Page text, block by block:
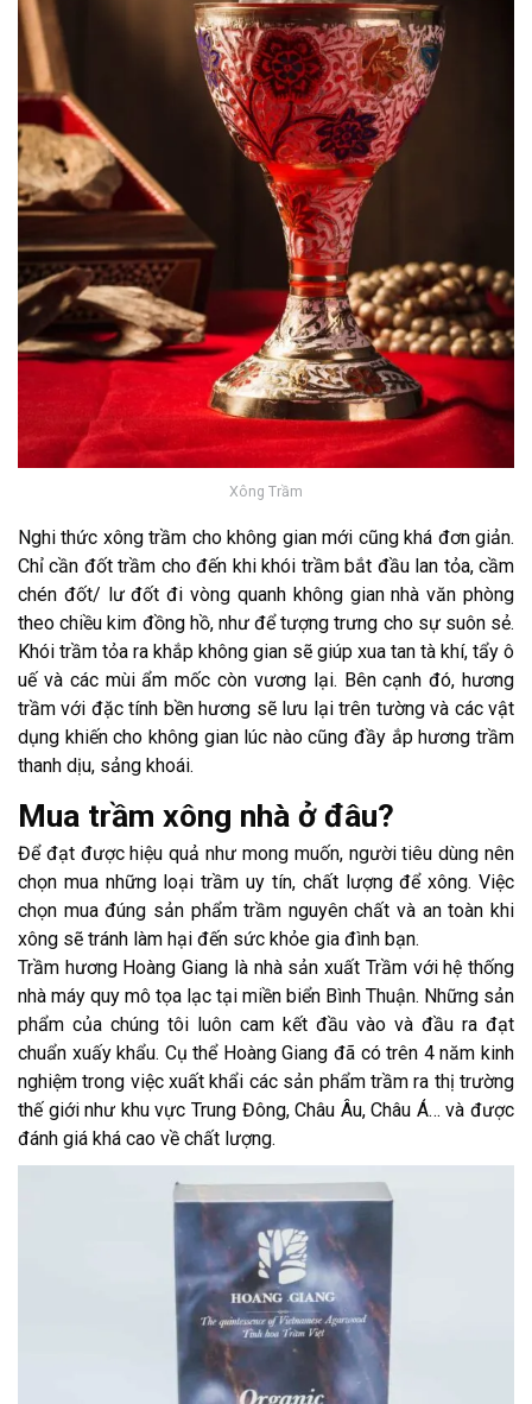
Xông Trầm
Nghi thức xông trầm cho không gian mới cũng khá đơn giản.
Chỉ cần đốt trầm cho đến khi khói trầm bắt đầu lan tỏa, cầm
chén đốt/ lư đốt đi vòng quanh không gian nhà văn phòng
theo chiều kim đồng hồ, như để tượng trưng cho sự suôn sẻ.
Khói trầm tỏa ra khắp không gian sẽ giúp xua tan tà khí, tẩy ô
uế và các mùi ẩm mốc còn vương lại. Bên cạnh đó, hương
trầm với đặc tính bền hương sẽ lưu lại trên tường và các vật
dụng khiến cho không gian lúc nào cũng đầy ắp hương trầm
thanh dịu, sảng khoái.
Mua trầm xông nhà ở đâu?
Để đạt được hiệu quả như mong muốn, người tiêu dùng nên
chọn mua những loại trầm uy tín, chất lượng để xông. Việc
chọn mua đúng sản phẩm trầm nguyên chất và an toàn khi
xông sẽ tránh làm hại đến sức khỏe gia đình bạn.
Trầm hương Hoàng Giang là nhà sản xuất Trầm với hệ thống
nhà máy quy mô tọa lạc tại miền biển Bình Thuận. Những sản
phẩm của chúng tôi luôn cam kết đầu vào và đầu ra đạt
chuẩn xuấy khẩu. Cụ thể Hoàng Giang đã có trên 4 năm kinh
nghiệm trong việc xuất khẩi các sản phẩm trầm ra thị trường
thế giới như khu vực Trung Đông, Châu Âu, Châu Á… và được
đánh giá khá cao về chất lượng.